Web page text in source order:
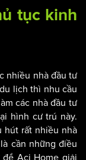
tục kinh
nhiều nhà đầu tư
lịch thì nhu cầu
các nhà đầu tư
hình cư trú này.
hút rất nhiều nhà
cần những điều
Aci Home giải